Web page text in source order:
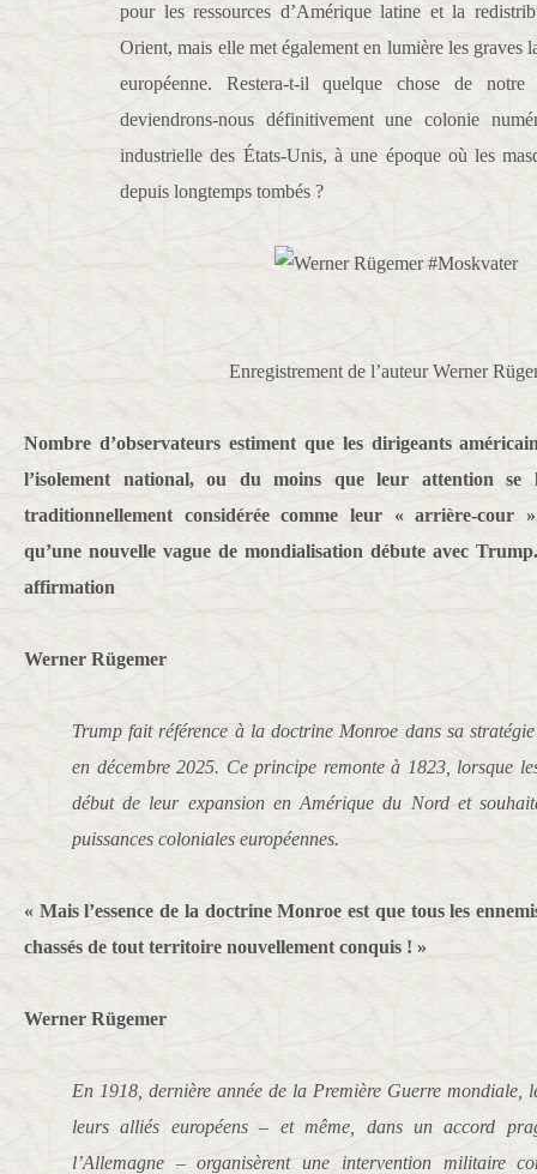
pour les ressources d’Amérique latine et la
Orient, mais elle met également en lumière les graves
européenne. Restera-t-il quelque chose de notre
deviendrons-nous définitivement une colonie
industrielle des États-Unis, à une époque où les
depuis longtemps tombés ?
Enregistrement de l’auteur Werner
Nombre d’observateurs estiment que les dirigeants
l’isolement national, ou du moins que leur attention se
traditionnellement considérée comme leur « arrière-cour
qu’une nouvelle vague de mondialisation débute avec
affirmation
Werner Rügemer
Trump fait référence à la doctrine Monroe dans sa
en décembre 2025. Ce principe remonte à 1823, lorsque
début de leur expansion en Amérique du Nord et
puissances coloniales européennes.
« Mais l’essence de la doctrine Monroe est que tous les
chassés de tout territoire nouvellement conquis ! »
Werner Rügemer
En 1918, dernière année de la Première Guerre mondiale,
leurs alliés européens – et même, dans un accord
l’Allemagne – organisèrent une intervention militaire